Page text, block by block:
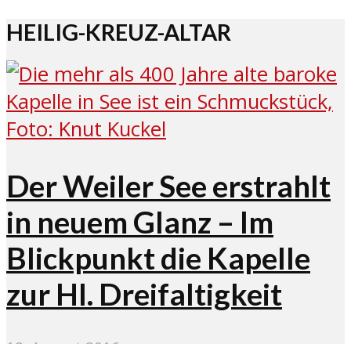
HEILIG-KREUZ-ALTAR
Der Weiler See erstrahlt
in neuem Glanz – Im
Blickpunkt die Kapelle
zur Hl. Dreifaltigkeit